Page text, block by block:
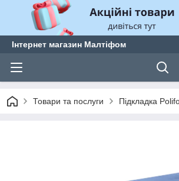
Інтернет магазин Малтіфом
Товари та послуги Підкладка